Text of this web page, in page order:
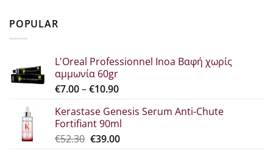
POPULAR
L'Oreal Professionnel Inoa Βαφή χωρίς
αμμωνία 60gr
€7.00–€10.90Price
€7.00
through
€10.90
Kerastase Genesis Serum Anti-Chute
Fortifiant 90ml
€52.30 Original
€39.00Η